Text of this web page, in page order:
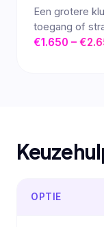
Een grotere
toegang of
€1.650 –
OPTIE